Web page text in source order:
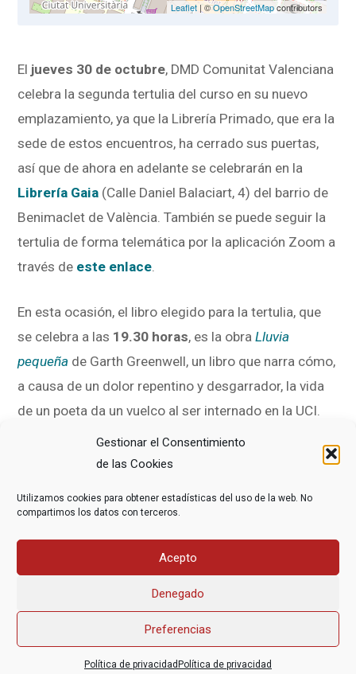
Gestionar el Consentimiento
de las Cookies
Utilizamos cookies para obtener estadísticas del uso de la web. No
compartimos los datos con terceros.
Acepto
Denegado
Preferencias
Política de privacidad Política de privacidad
Leaflet| ©OpenStreetMapcontributors
El jueves 30 de octubre, DMD Comunitat Valenciana
celebra la segunda tertulia del curso en su nuevo
emplazamiento, ya que la Librería Primado, que era la
sede de estos encuentros, ha cerrado sus puertas,
así que de ahora en adelante se celebrarán en la
Librería Gaia (Calle Daniel Balaciart, 4) del barrio de
Benimaclet de València. También se puede seguir la
tertulia de forma telemática por la aplicación Zoom a
través de este enlace.
En esta ocasión, el libro elegido para la tertulia, que
se celebra a las 19.30 horas, es la obraLluvia
pequeña de Garth Greenwell, un libro que narra cómo,
a causa de un dolor repentino y desgarrador, la vida
de un poeta da un vuelco al ser internado en la UCI.
Postrado en una cama y sumido en el disfuncional
sistema sanitario estadounidense, el hombre lucha
cuerpo, algo nada fácil para alguien que siempre ha
Asociación Federal Derecho a Morir Dignamente (DMD)